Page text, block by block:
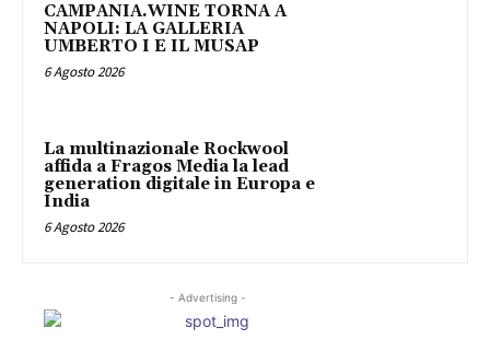
CAMPANIA.WINE TORNA A
NAPOLI: LA GALLERIA
UMBERTO I E IL MUSAP
6 Agosto 2026
La multinazionale Rockwool
affida a Fragos Media la lead
generation digitale in Europa e
India
6 Agosto 2026
- Advertising -